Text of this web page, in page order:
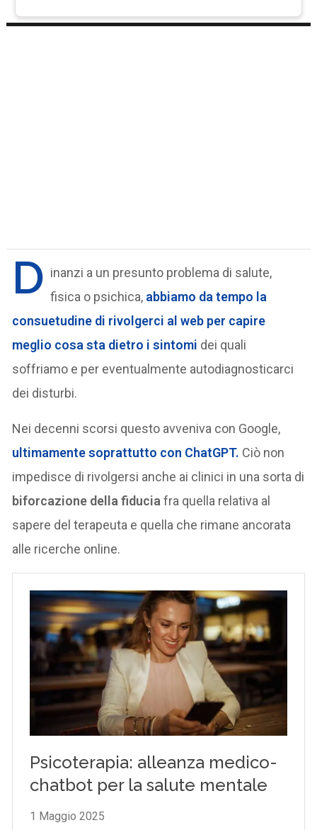
D inanzi a un presunto problema di salute,
fisica o psichica, abbiamo da tempo la
consuetudine di rivolgerci al web per capire
meglio cosa sta dietro i sintomi dei quali
soffriamo e per eventualmente autodiagnosticarci
dei disturbi.
Nei decenni scorsi questo avveniva con Google,
ultimamente soprattutto con ChatGPT. Ciò non
impedisce di rivolgersi anche ai clinici in una sorta di
biforcazione della fiducia fra quella relativa al
sapere del terapeuta e quella che rimane ancorata
alle ricerche online.